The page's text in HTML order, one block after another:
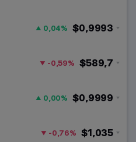
$0,9993
0,04%
$589,7
-0,59%
$0,9999
0,00%
$1,035
-0,76%